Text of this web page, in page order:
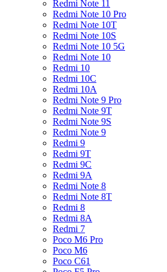
Redmi Note 11
Redmi Note 10 Pro
Redmi Note 10T
Redmi Note 10S
Redmi Note 10 5G
Redmi Note 10
Redmi 10
Redmi 10C
Redmi 10A
Redmi Note 9 Pro
Redmi Note 9T
Redmi Note 9S
Redmi Note 9
Redmi 9
Redmi 9T
Redmi 9C
Redmi 9A
Redmi Note 8
Redmi Note 8T
Redmi 8
Redmi 8A
Redmi 7
Poco M6 Pro
Poco M6
Poco C61